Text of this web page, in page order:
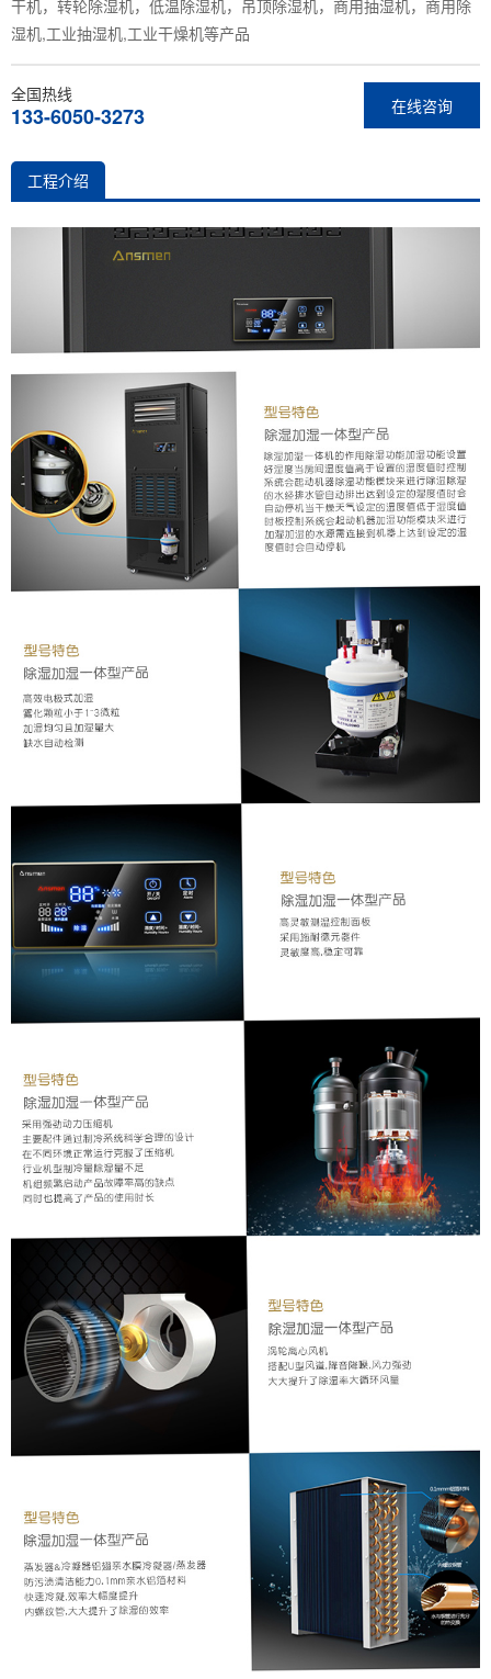
干机，转轮除湿机，低温除湿机，吊顶除湿机，商用抽湿机，商用除
湿机,工业抽湿机,工业干燥机等产品
在线咨询
全国热线
133-6050-3273
工程介绍